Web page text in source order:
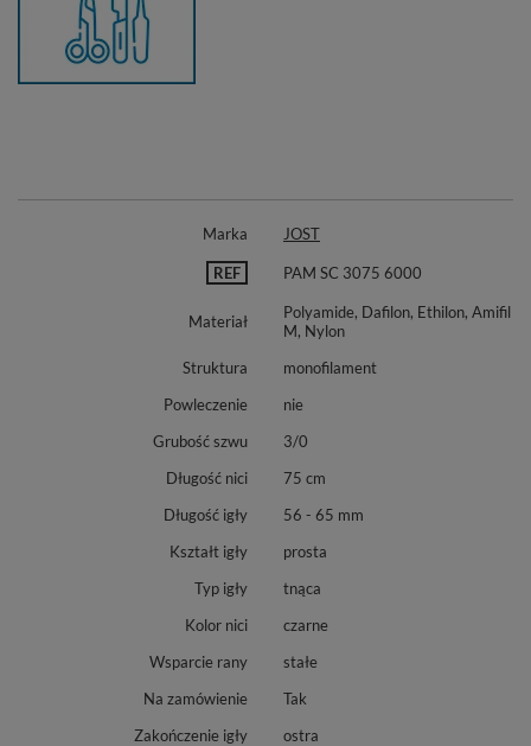
Marka JOST
REF PAM SC 3075 6000
Materiał
Polyamide, Dafilon, Ethilon, Amifil
M, Nylon
Struktura
monofilament
Powleczenie
nie
Grubość szwu
3/0
Długość nici
75 cm
Długość igły
56 - 65 mm
Kształt igły
prosta
Typ igły
tnąca
Kolor nici
czarne
Wsparcie rany
stałe
Na zamówienie
Tak
Zakończenie igły
ostra